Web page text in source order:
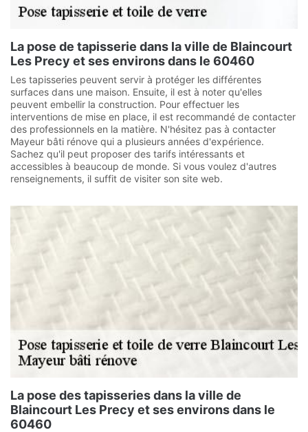
La pose de tapisserie dans la ville de Blaincourt
Les Precy et ses environs dans le 60460
Les tapisseries peuvent servir à protéger les différentes
surfaces dans une maison. Ensuite, il est à noter qu'elles
peuvent embellir la construction. Pour effectuer les
interventions de mise en place, il est recommandé de contacter
des professionnels en la matière. N'hésitez pas à contacter
Mayeur bâti rénove qui a plusieurs années d'expérience.
Sachez qu'il peut proposer des tarifs intéressants et
accessibles à beaucoup de monde. Si vous voulez d'autres
renseignements, il suffit de visiter son site web.
La pose des tapisseries dans la ville de
Blaincourt Les Precy et ses environs dans le
60460